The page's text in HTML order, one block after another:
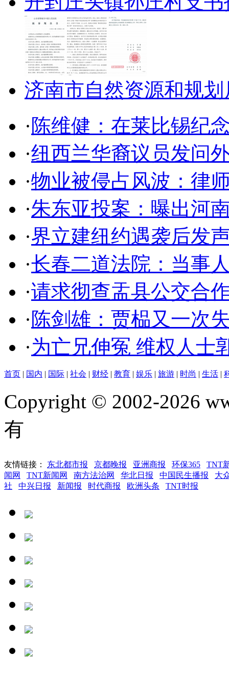
济南市自然资源和规划
·陈维健：在莱比锡纪
·纽西兰华裔议员发问
·物业被侵占风波：律
·朱东亚投案：曝出河
·界立建纽约遇袭后发
·长春二道法院：当事
·请求彻查盂县公交合
·陈剑雄：贾榀又一次
·为亡兄伸冤 维权人士
首页 | 国内 | 国际 | 社会 | 财经 | 教育 | 娱乐 | 旅游 | 时尚 | 生活 |
Copyright © 2002-2026
有
友情链接： 东北都市报 京都晚报 亚洲商报 环保365
TNT
闻网
TNT新闻网 南方法治网 华北日报 中国民生播报
大
社
中兴日报 新闻报 时代商报 欧洲头条 TNT时报